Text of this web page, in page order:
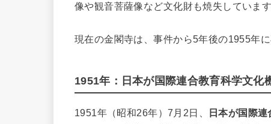
像や観音菩薩像など文化財も焼失しています
現在の金閣寺は、事件から5年後の1955年に
1951年：日本が国際連合教育科学文化
1951年（昭和26年）7月2日、 日本が国際